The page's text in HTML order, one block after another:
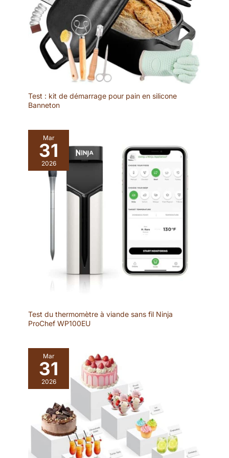
Test : kit de démarrage pour pain en silicone
Banneton
Mar
31
2026
Test du thermomètre à viande sans fil Ninja
ProChef WP100EU
Mar
31
2026